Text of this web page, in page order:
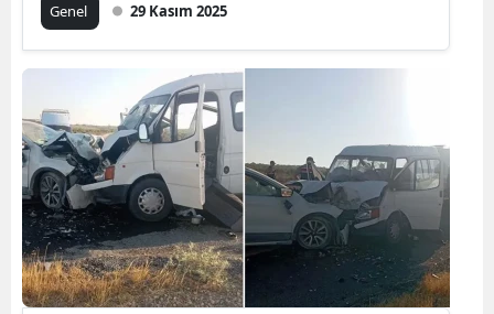
Genel 29 Kasım 2025